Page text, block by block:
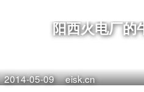
阳西火电厂的
2014-05-09 eisk.cn